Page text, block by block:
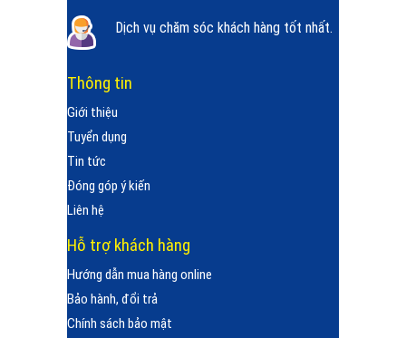
Dịch vụ chăm sóc khách hàng tốt nhất.
Thông tin
Giới thiệu
Tuyển dụng
Tin tức
Đóng góp ý kiến
Liên hệ
Hỗ trợ khách hàng
Hướng dẫn mua hàng online
Bảo hành, đổi trả
Chính sách bảo mật